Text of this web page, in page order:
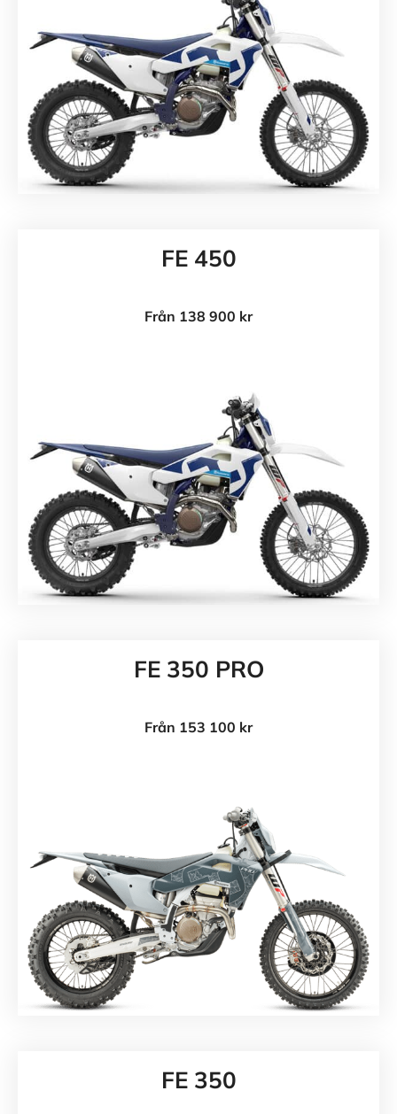
FE 450
Från 138 900 kr
FE 350 PRO
Från 153 100 kr
FE 350